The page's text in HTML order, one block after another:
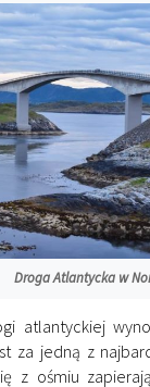
Droga Atlantycka w
atlantyckiej
za jedną z
z ośmiu